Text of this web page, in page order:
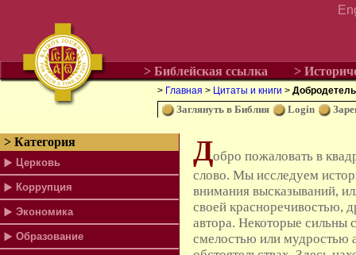
> Библейская ссылка >
> Главная > Цитаты и книги > Добродетель
Заглянуть в Библия Login
> Категория
Церковь
Коррупция
Экономика
Образование
Добро пожаловать в
слово. Мы исследуем
внимания высказываний,
своей красноречивостью,
автора. Некоторые сильны
смелостью или мудростью